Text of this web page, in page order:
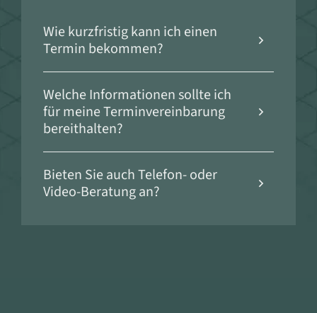
Wie kurzfristig kann ich einen
Termin bekommen?
kurzfristige Termine anbieten. Bitte rufen Sie
uns an, um die aktuelle Verfügbarkeit zu
erfragen.
Welche Informationen sollte ich
für meine Terminvereinbarung
bereithalten?
uns Ihr Anliegen kurz schildern und uns
mitteilen, ob Sie bestimmte Wünsche haben.
Bieten Sie auch Telefon- oder
Video-Beratung an?